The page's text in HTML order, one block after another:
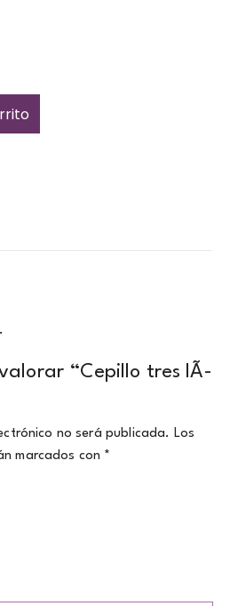
“Cepillo tres lÃ­
no será publicada. Los
marcados con *